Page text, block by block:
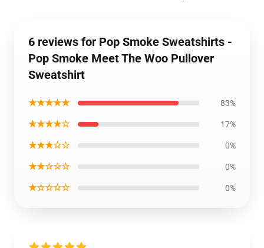
6 reviews for Pop Smoke Sweatshirts -
Pop Smoke Meet The Woo Pullover
Sweatshirt
★★★★★ 83%
★★★★☆ 17%
★★★☆☆ 0%
★★☆☆☆ 0%
★☆☆☆☆ 0%